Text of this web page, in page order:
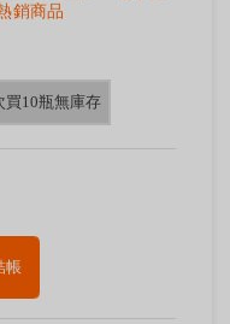
銷商品
買10瓶無庫存
帳